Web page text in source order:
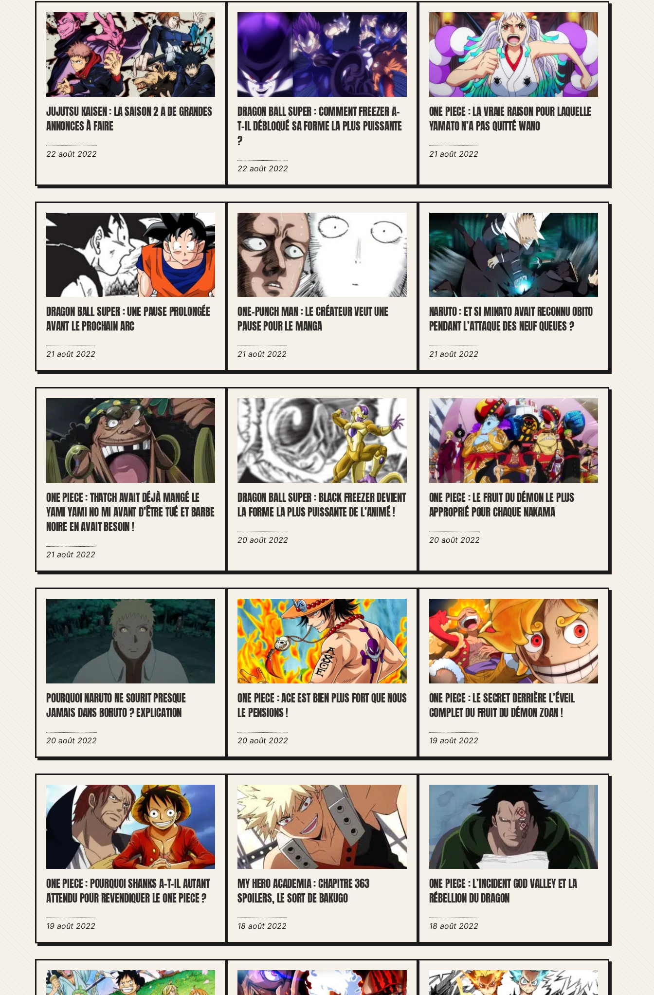
JUJUTSU KAISEN : LA SAISON 2 A DE GRANDES
ANNONCES À FAIRE
22 août 2022
DRAGON BALL SUPER : COMMENT FREEZER A-
T-IL DÉBLOQUÉ SA FORME LA PLUS PUISSANTE
?
22 août 2022
ONE PIECE : LA VRAIE RAISON POUR LAQUELLE
YAMATO N’A PAS QUITTÉ WANO
21 août 2022
DRAGON BALL SUPER : UNE PAUSE PROLONGÉE
AVANT LE PROCHAIN ARC
21 août 2022
ONE-PUNCH MAN : LE CRÉATEUR VEUT UNE
PAUSE POUR LE MANGA
21 août 2022
NARUTO : ET SI MINATO AVAIT RECONNU OBITO
PENDANT L’ATTAQUE DES NEUF QUEUES ?
21 août 2022
ONE PIECE : THATCH AVAIT DÉJÀ MANGÉ LE
YAMI YAMI NO MI AVANT D’ÊTRE TUÉ ET BARBE
NOIRE EN AVAIT BESOIN !
21 août 2022
DRAGON BALL SUPER : BLACK FREEZER DEVIENT
LA FORME LA PLUS PUISSANTE DE L’ANIMÉ !
20 août 2022
ONE PIECE : LE FRUIT DU DÉMON LE PLUS
APPROPRIÉ POUR CHAQUE NAKAMA
20 août 2022
POURQUOI NARUTO NE SOURIT PRESQUE
JAMAIS DANS BORUTO ? EXPLICATION
20 août 2022
ONE PIECE : ACE EST BIEN PLUS FORT QUE NOUS
LE PENSIONS !
20 août 2022
ONE PIECE : LE SECRET DERRIÈRE L’ÉVEIL
COMPLET DU FRUIT DU DÉMON ZOAN !
19 août 2022
ONE PIECE : POURQUOI SHANKS A-T-IL AUTANT
ATTENDU POUR REVENDIQUER LE ONE PIECE ?
19 août 2022
MY HERO ACADEMIA : CHAPITRE 363
SPOILERS, LE SORT DE BAKUGO
18 août 2022
ONE PIECE : L’INCIDENT GOD VALLEY ET LA
RÉBELLION DU DRAGON
18 août 2022